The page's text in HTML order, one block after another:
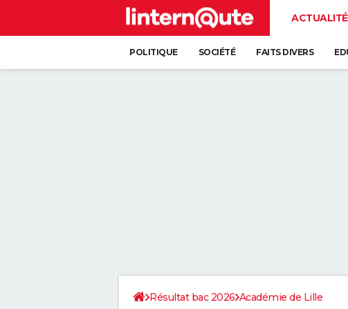
POLITIQUE SOCIÉTÉ FAITS DIVERS
Résultat bac 2026 Académie de Lille